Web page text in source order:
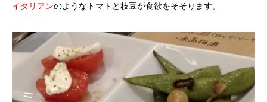
イタリアンのようなトマトと枝豆が食欲をそそります。